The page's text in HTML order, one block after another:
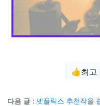
👍최고
다음 글 : 넷플릭스 추천작을